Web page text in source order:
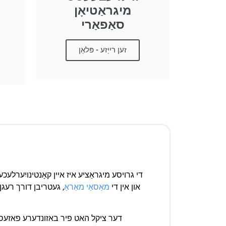
מיגראַטיאָן
סאַפאַרי
זען רייַזע - פּלאַן
די גרויסע מיגראַציע איז איין
און אין די מאַסאַי מאַראַ, געטריבן דורך
דער ציקל האט פיר באזונדערע